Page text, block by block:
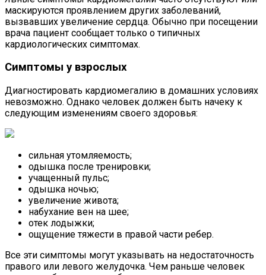
маскируются проявлением других заболеваний,
вызвавших увеличение сердца. Обычно при посещении
врача пациент сообщает только о типичных
кардиологических симптомах.
Симптомы у взрослых
Диагностировать кардиомегалию в домашних условиях
невозможно. Однако человек должен быть начеку к
следующим изменениям своего здоровья:
сильная утомляемость;
одышка после тренировки;
учащенный пульс;
одышка ночью;
увеличение живота;
набухание вен на шее;
отек лодыжки;
ощущение тяжести в правой части ребер.
Все эти симптомы могут указывать на недостаточность
правого или левого желудочка. Чем раньше человек